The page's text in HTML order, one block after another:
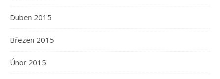
Duben 2015
Březen 2015
Únor 2015